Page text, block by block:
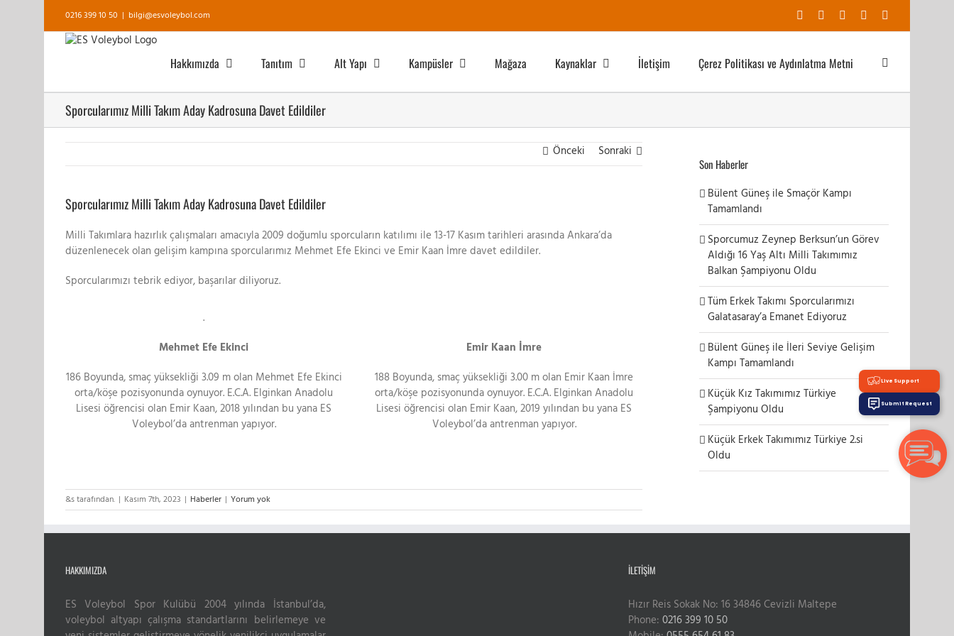
0216 399 10 50 | bilgi@esvoleybol.com Facebook YouTubeInstagram
Hakkımızda Tanıtım Alt Yapı Kampüsler Mağaza Kaynaklar İletişim Çerez Politikası ve Aydınlatma Metni
Sporcularımız Milli Takım Aday Kadrosuna Davet Edildiler
Önceki
Sonraki
Larger
Image
Sporcularımız Milli Takım Aday Kadrosuna Davet Edildiler
Milli Takımlara hazırlık çalışmaları amacıyla 2009 doğumlu sporcuların katılımı ile 13-17 Kasım tarihleri arasında Ankara’da
düzenlenecek olan gelişim kampına sporcularımız Mehmet Efe Ekinci ve Emir Kaan İmre davet edildiler.
Sporcularımızı tebrik ediyor, başarılar diliyoruz.
.
Mehmet Efe Ekinci
186 Boyunda, smaç yüksekliği 3.09 m olan Mehmet Efe Ekinci
orta/köşe pozisyonunda oynuyor. E.C.A. Elginkan Anadolu
Lisesi öğrencisi olan Emir Kaan, 2018 yılından bu yana ES
Voleybol’da antrenman yapıyor.
Emir Kaan İmre
188 Boyunda, smaç yüksekliği 3.00 m olan Emir Kaan İmre
orta/köşe pozisyonunda oynuyor. E.C.A. Elginkan Anadolu
Lisesi öğrencisi olan Emir Kaan, 2019 yılından bu yana ES
Voleybol’da antrenman yapıyor.
&s tarafından. | Kasım 7th, 2023 | Haberler | Yorum yok
Son Haberler
Bülent Güneş ile Smaçör Kampı
Tamamlandı
Sporcumuz Zeynep Berksun’un Görev
Aldığı 16 Yaş Altı Milli Takımımız
Balkan Şampiyonu Oldu
Tüm Erkek Takımı Sporcularımızı
Galatasaray’a Emanet Ediyoruz
Bülent Güneş ile İleri Seviye Gelişim
Kampı Tamamlandı
Küçük Kız Takımımız Türkiye
Şampiyonu Oldu
Küçük Erkek Takımımız Türkiye 2.si
Oldu
HAKKIMIZDA
ES Voleybol Spor Kulübü 2004 yılında İstanbul’da,
voleybol altyapı çalışma standartlarını belirlemeye ve
İLETIŞIM
Hızır Reis Sokak No: 16 34846 Cevizli Maltepe
Phone:0216 399 10 50
Live Support
Submit Request